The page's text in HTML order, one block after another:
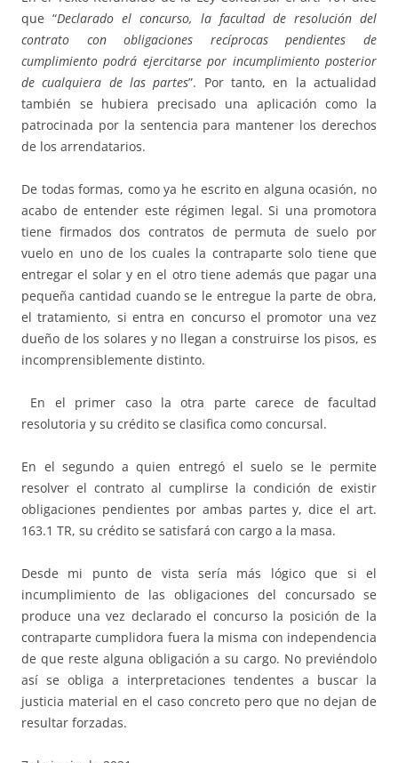
que “Declarado el concurso, la facultad de resolución del
contrato con obligaciones recíprocas pendientes de
cumplimiento podrá ejercitarse por incumplimiento posterior
de cualquiera de las partes”. Por tanto, en la actualidad
también se hubiera precisado una aplicación como la
patrocinada por la sentencia para mantener los derechos
de los arrendatarios.
De todas formas, como ya he escrito en alguna ocasión, no
acabo de entender este régimen legal. Si una promotora
tiene firmados dos contratos de permuta de suelo por
vuelo en uno de los cuales la contraparte solo tiene que
entregar el solar y en el otro tiene además que pagar una
pequeña cantidad cuando se le entregue la parte de obra,
el tratamiento, si entra en concurso el promotor una vez
dueño de los solares y no llegan a construirse los pisos, es
incomprensiblemente distinto.
En el primer caso la otra parte carece de facultad
resolutoria y su crédito se clasifica como concursal.
En el segundo a quien entregó el suelo se le permite
resolver el contrato al cumplirse la condición de existir
obligaciones pendientes por ambas partes y, dice el art.
163.1 TR, su crédito se satisfará con cargo a la masa.
Desde mi punto de vista sería más lógico que si el
incumplimiento de las obligaciones del concursado se
produce una vez declarado el concurso la posición de la
contraparte cumplidora fuera la misma con independencia
de que reste alguna obligación a su cargo. No previéndolo
así se obliga a interpretaciones tendentes a buscar la
justicia material en el caso concreto pero que no dejan de
resultar forzadas.